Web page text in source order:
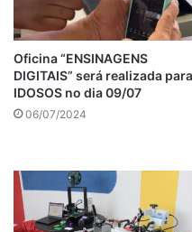
Oficina “ENSINAGENS
DIGITAIS” será realizada para
IDOSOS no dia 09/07
06/07/2024